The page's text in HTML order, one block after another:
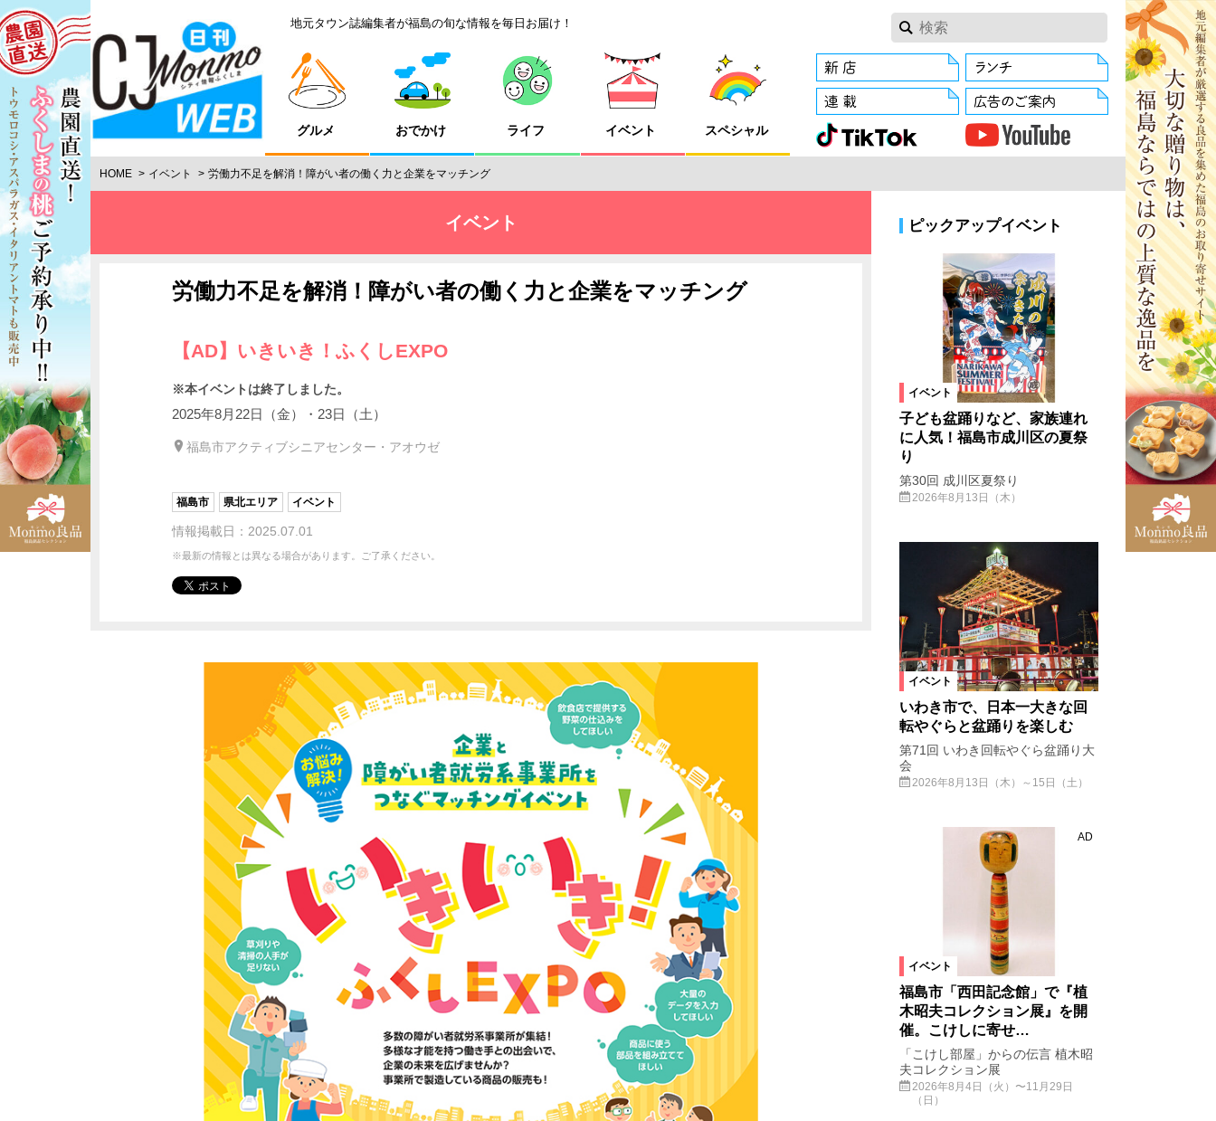
地元タウン誌編集者が福島の旬な情報を毎日お届け！
グルメ おでかけ ライフ イベント スペシャル
HOME イベント 労働力不足を解消！障がい者の働く力と企業をマッチング
イベント
労働力不足を解消！障がい者の働く力と企業をマッチング
【AD】いきいき！ふくしEXPO
※本イベントは終了しました。
2025年8月22日（金）・23日（土）
福島市アクティブシニアセンター・アオウゼ
福島市 県北エリア イベント
情報掲載日：2025.07.01
※最新の情報とは異なる場合があります。ご了承ください。
ピックアップイベント
イベント
子ども盆踊りなど、家族連れ
に人気！福島市成川区の夏祭
り
第30回 成川区夏祭り
2026年8月13日（木）
イベント
いわき市で、日本一大きな回
転やぐらと盆踊りを楽しむ
第71回 いわき回転やぐら盆踊り大
会
2026年8月13日（木）～15日（土）
イベント
AD
福島市「西田記念館」で『植
木昭夫コレクション展』を開
催。こけしに寄せ…
「こけし部屋」からの伝言 植木昭
夫コレクション展
2026年8月4日（火）〜11月29日
（日）